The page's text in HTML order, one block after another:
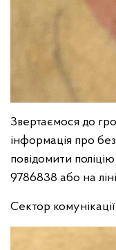
Звертаємося до
інформація про
повідомити
9786838 або на
Сектор комунікації